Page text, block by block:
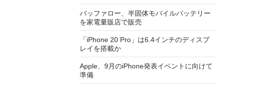
バッファロー、半固体モバイルバッテリー
を家電量販店で販売
「iPhone 20 Pro」は6.4インチのディスプ
レイを搭載か
Apple、9月のiPhone発表イベントに向けて
準備